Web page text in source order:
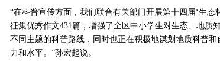
“在科普宣传方面，我们联合有关部门开展第十四届‘生
征集优秀作文431篇，增强了全区中小学生对生态、地质
不同主题的科普路线，同时也正在积极地谋划地质科普
力和水平。”孙宏起说。